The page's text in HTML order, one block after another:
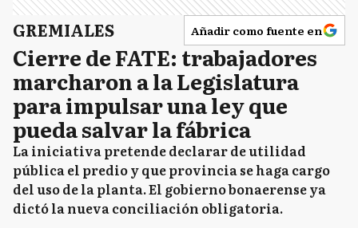
GREMIALES Añadir como fuente en
Cierre de FATE: trabajadores
marcharon a la Legislatura
para impulsar una ley que
pueda salvar la fábrica
La iniciativa pretende declarar de utilidad
pública el predio y que provincia se haga cargo
del uso de la planta. El gobierno bonaerense ya
dictó la nueva conciliación obligatoria.